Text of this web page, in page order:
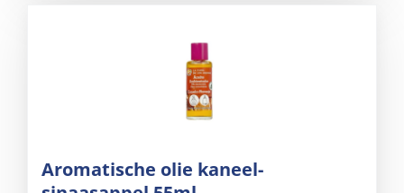
Aromatische olie kaneel-